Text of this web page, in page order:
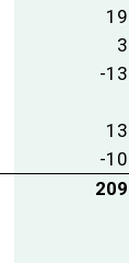
19
3
-13
13
-10
209